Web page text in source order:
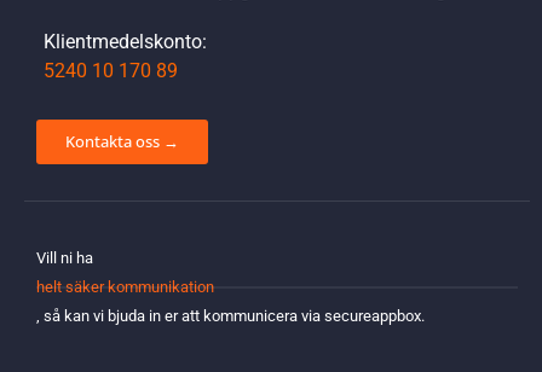
Klientmedelskonto:
5240 10 170 89
Kontakta oss →
Vill ni ha
helt säker kommunikation
, så kan vi bjuda in er att kommunicera via secureappbox.